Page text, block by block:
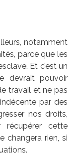
notamment
parce que les
Et c’est un
devrait pouvoir
travail et ne pas
par des
nos droits,
cette
changera rien, si